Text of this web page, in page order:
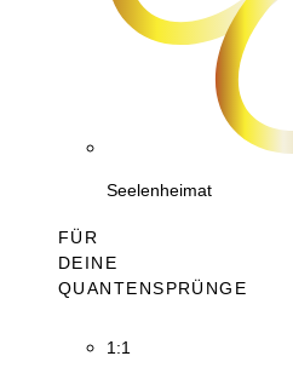
Seelenheimat
FÜR
DEINE
QUANTENSPRÜNGE
1:1